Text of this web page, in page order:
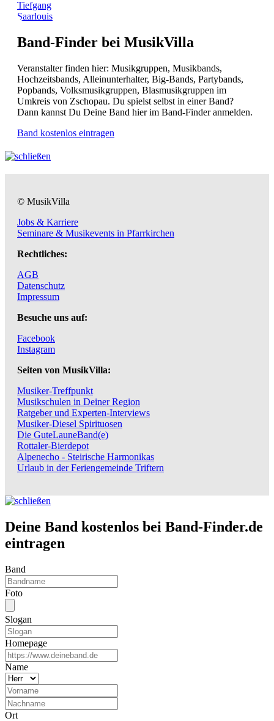
Tiefgang
Saarlouis
Band-Finder bei MusikVilla
Veranstalter finden hier: Musikgruppen, Musikbands,
Hochzeitsbands, Alleinunterhalter, Big-Bands, Partybands,
Popbands, Volksmusikgruppen, Blasmusikgruppen im
Umkreis von Zschopau. Du spielst selbst in einer Band?
Dann kannst Du Deine Band hier im Band-Finder anmelden.
Band kostenlos eintragen
© MusikVilla
Jobs & Karriere
Seminare & Musikevents in Pfarrkirchen
Rechtliches:
AGB
Datenschutz
Impressum
Besuche uns auf:
Facebook
Instagram
Seiten von MusikVilla:
Musiker-Treffpunkt
Musikschulen in Deiner Region
Ratgeber und Experten-Interviews
Musiker-Diesel Spirituosen
Die GuteLauneBand(e)
Rottaler-Bierdepot
Alpenecho - Steirische Harmonikas
Urlaub in der Feriengemeinde Triftern
Deine Band kostenlos bei Band-Finder.de
eintragen
Band
Foto
Slogan
Homepage
Name
Ort